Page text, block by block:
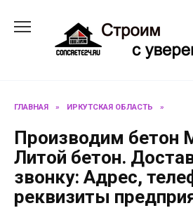
содержанию
ГЛАВНАЯ » ИРКУТСКАЯ ОБЛАСТЬ »
Производим бетон
Литой бетон.
звонку: Адрес,
реквизиты